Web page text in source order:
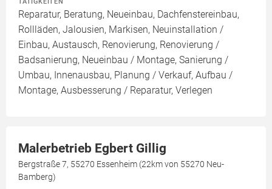
Reparatur, Beratung, Neueinbau, Dachfenstereinbau,
Rollläden, Jalousien, Markisen, Neuinstallation /
Einbau, Austausch, Renovierung, Renovierung /
Badsanierung, Neueinbau / Montage, Sanierung /
Umbau, Innenausbau, Planung / Verkauf, Aufbau /
Montage, Ausbesserung / Reparatur, Verlegen
Malerbetrieb Egbert Gillig
Bergstraße 7, 55270 Essenheim (22km von 55270 Neu-
Bamberg)